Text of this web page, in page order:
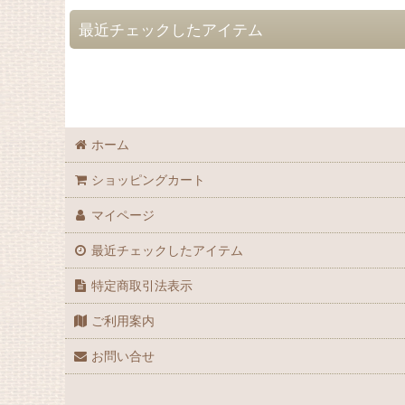
最近チェックしたアイテム
ホーム
ショッピングカート
マイページ
最近チェックしたアイテム
特定商取引法表示
ご利用案内
お問い合せ